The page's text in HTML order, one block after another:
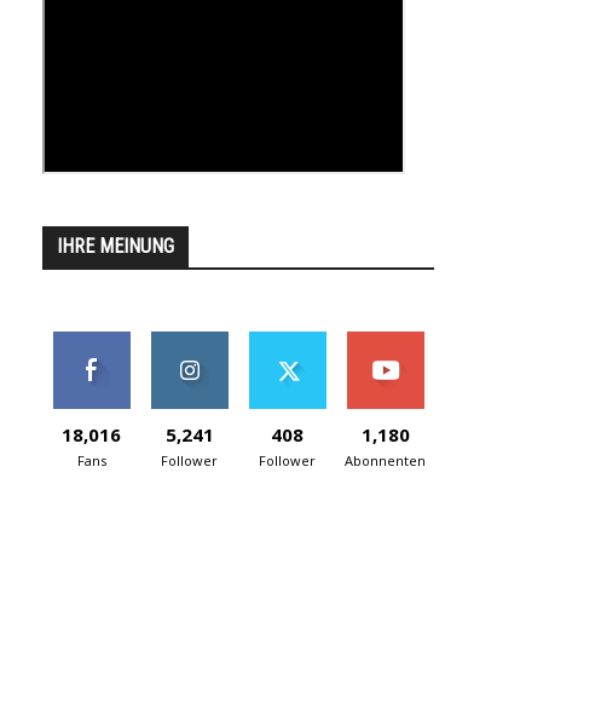
IHRE MEINUNG
18,016
Fans
5,241
Follower
408
Follower
1,180
Abonnenten